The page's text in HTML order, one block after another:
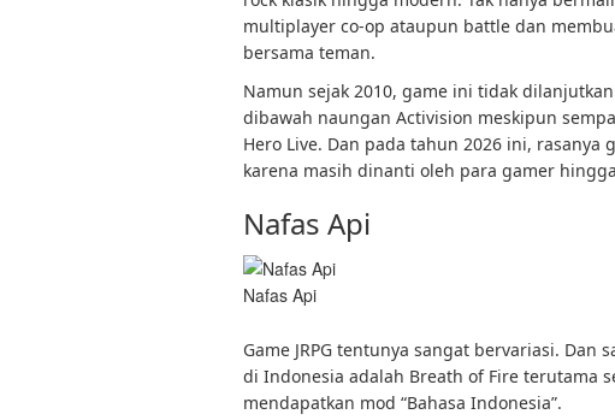
multiplayer co-op ataupun battle dan
bersama teman.
Namun sejak 2010, game ini tidak
dibawah naungan Activision meskipun
Hero Live. Dan pada tahun 2026 ini,
karena masih dinanti oleh para gamer
Nafas Api
Nafas Api
Game JRPG tentunya sangat bervariasi. Dan
di Indonesia adalah Breath of Fire terutama
mendapatkan mod “Bahasa Indonesia”.